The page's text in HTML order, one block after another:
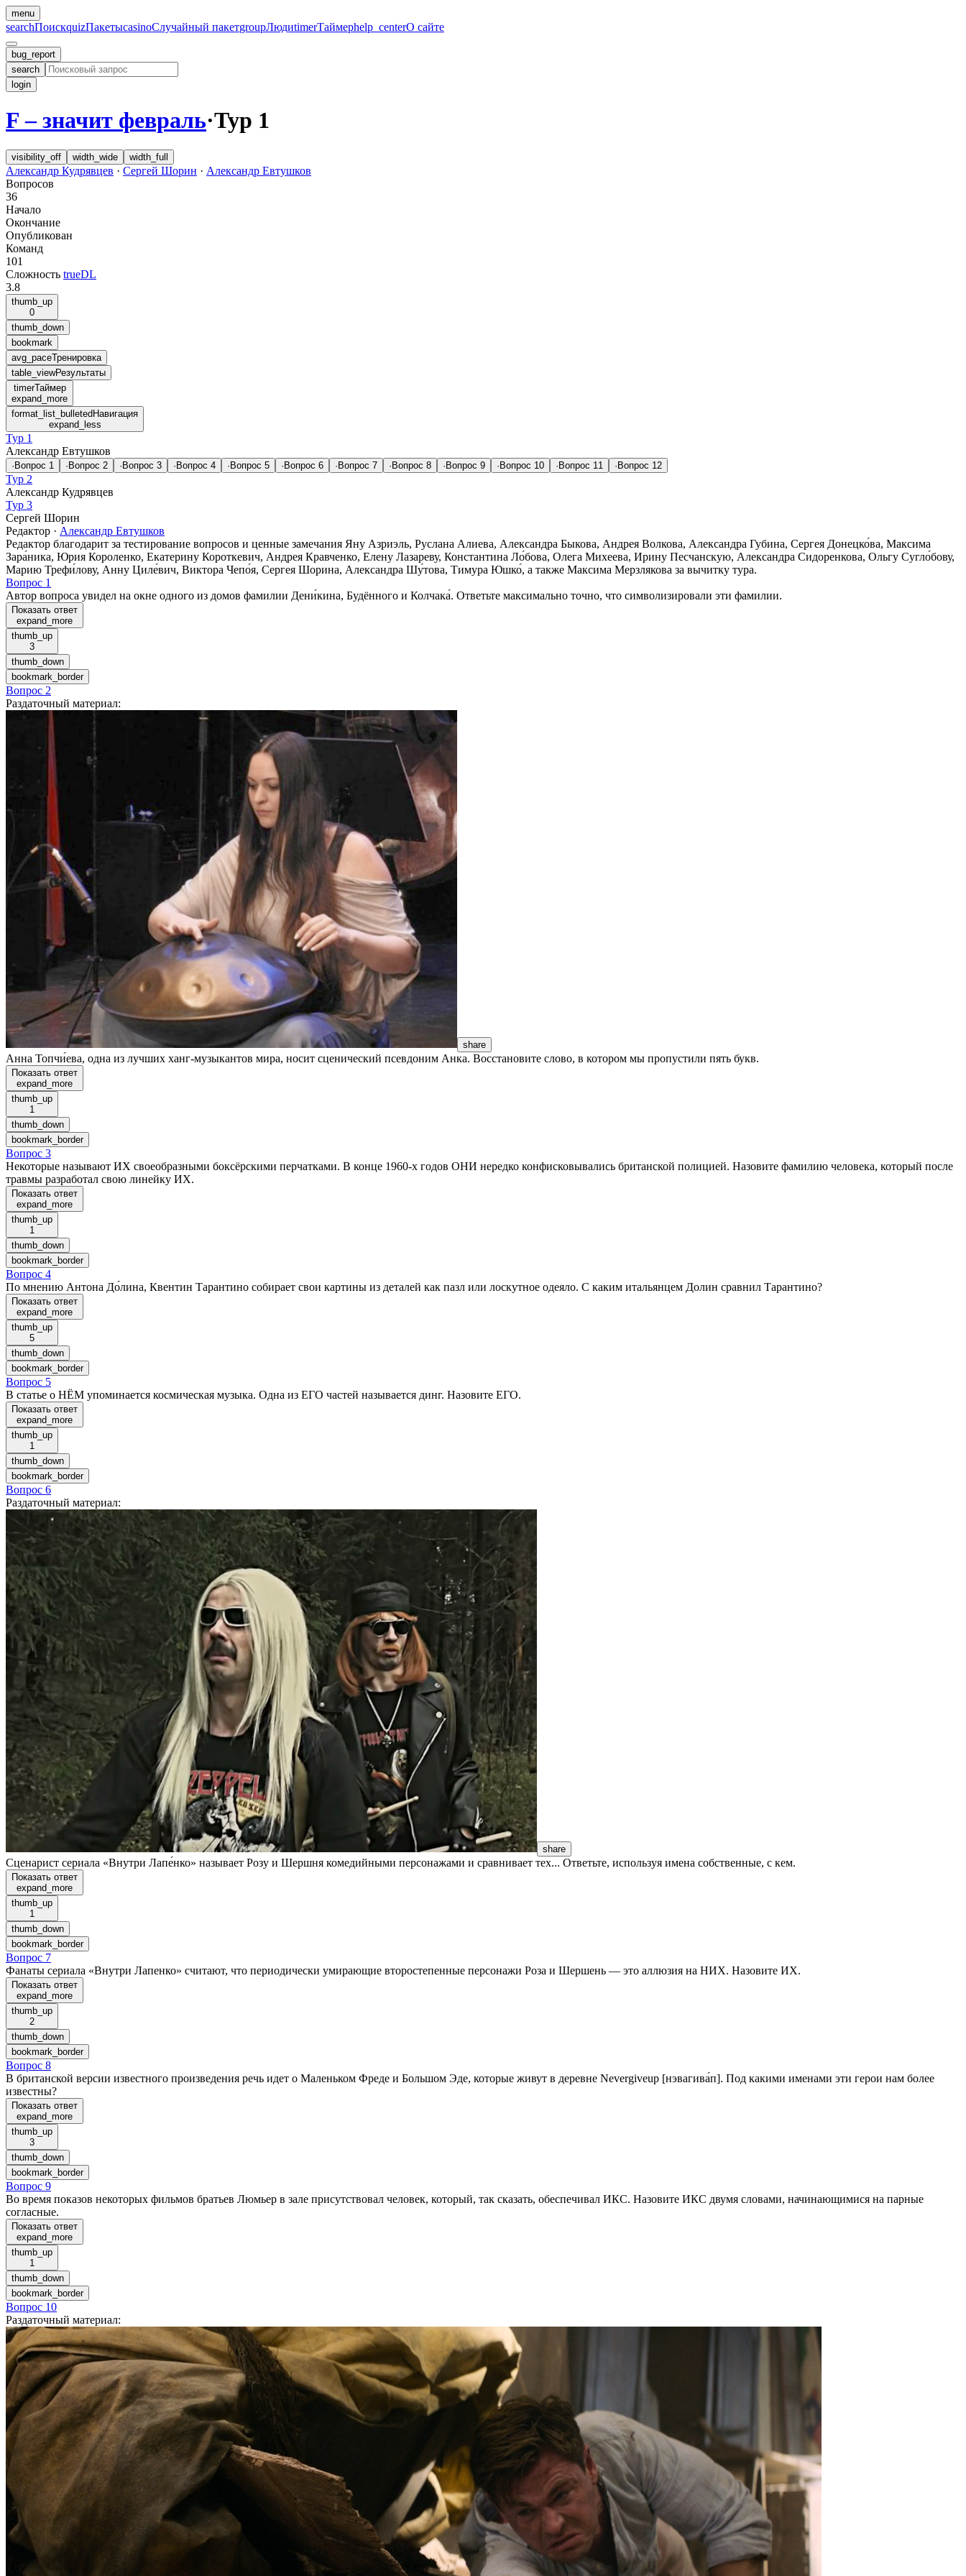
menu
searchПоискquizПакетыcasinoСлучайный пакетgroupЛюдиtimerТаймерhelp_centerО сайте
bug_report
search
login
F – значит февраль·Тур 1
visibility_off width_wide width_full
Александр Кудрявцев · Сергей Шорин · Александр Евтушков
Вопросов
36
Начало
Окончание
Опубликован
Команд
101
Сложность trueDL
3.8
thumb_up
0
thumb_down
bookmark
avg_paceТренировка
table_viewРезультаты
timerТаймер
expand_more
format_list_bulleted Навигация
expand_less
Тур 1
Александр Евтушков
· Вопрос 1 · Вопрос 2 · Вопрос 3 · Вопрос 4 · Вопрос 5 · Вопрос 6 · Вопрос 7 · Вопрос 8 · Вопрос 9 · Вопрос 10 · Вопрос 11 · Вопрос 12
Тур 2
Александр Кудрявцев
Тур 3
Сергей Шорин
Редактор · Александр Евтушков
Редактор благодарит за тестирование вопросов и ценные замечания Яну Азриэль, Руслана Алиева, Александра Быкова, Андрея Волкова, Александра Губина, Сергея Донецко́ва, Максима
Зара́ника, Юрия Короленко, Екатерину Короткевич, Андрея Кравченко, Елену Лазареву, Константина Ло́бова, Олега Михеева, Ирину Песчанскую, Александра Сидоренкова, Ольгу Сугло́бову,
Марию Трефи́лову, Анну Циле́вич, Виктора Чепо́я, Сергея Шорина, Александра Шу́това, Тимура Юшко́, а также Максима Мерзлякова за вычитку тура.
Вопрос 1
Автор вопроса увидел на окне одного из домов фамилии Дени́кина, Будённого и Колчака́. Ответьте максимально точно, что символизировали эти фамилии.
Показать ответ
expand_more
thumb_up
3
thumb_down
bookmark_border
Вопрос 2
Раздаточный материал:
share
Анна Топчи́ева, одна из лучших ханг-музыкантов мира, носит сценический псевдоним Анка. Восстановите слово, в котором мы пропустили пять букв.
Показать ответ
expand_more
thumb_up
1
thumb_down
bookmark_border
Вопрос 3
Некоторые называют ИХ своеобразными боксёрскими перчатками. В конце 1960-х годов ОНИ нередко конфисковывались британской полицией. Назовите фамилию человека, который после
травмы разработал свою линейку ИХ.
Показать ответ
expand_more
thumb_up
1
thumb_down
bookmark_border
Вопрос 4
По мнению Антона До́лина, Квентин Тарантино собирает свои картины из деталей как пазл или лоскутное одеяло. С каким итальянцем Долин сравнил Тарантино?
Показать ответ
expand_more
thumb_up
5
thumb_down
bookmark_border
Вопрос 5
В статье о НЁМ упоминается космическая музыка. Одна из ЕГО частей называется динг. Назовите ЕГО.
Показать ответ
expand_more
thumb_up
1
thumb_down
bookmark_border
Вопрос 6
Раздаточный материал:
share
Сценарист сериала «Внутри Лапе́нко» называет Розу и Шершня комедийными персонажами и сравнивает тех... Ответьте, используя имена собственные, с кем.
Показать ответ
expand_more
thumb_up
1
thumb_down
bookmark_border
Вопрос 7
Фанаты сериала «Внутри Лапенко» считают, что периодически умирающие второстепенные персонажи Роза и Шершень — это аллюзия на НИХ. Назовите ИХ.
Показать ответ
expand_more
thumb_up
2
thumb_down
bookmark_border
Вопрос 8
В британской версии известного произведения речь идет о Маленьком Фреде и Большом Эде, которые живут в деревне Nevergiveup [нэвагива́п]. Под какими именами эти герои нам более
известны?
Показать ответ
expand_more
thumb_up
3
thumb_down
bookmark_border
Вопрос 9
Во время показов некоторых фильмов братьев Люмьер в зале присутствовал человек, который, так сказать, обеспечивал ИКС. Назовите ИКС двумя словами, начинающимися на парные
согласные.
Показать ответ
expand_more
thumb_up
1
thumb_down
bookmark_border
Вопрос 10
Раздаточный материал: